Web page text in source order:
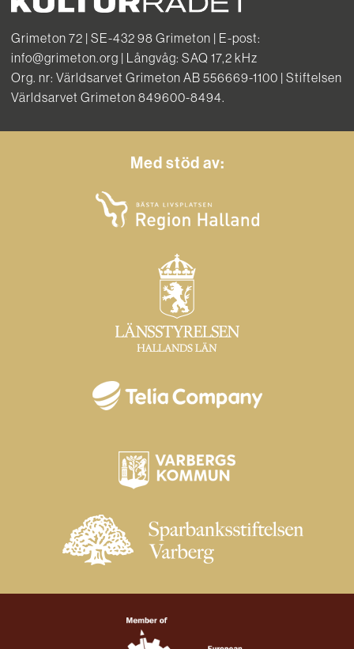
Grimeton 72 | SE-432 98 Grimeton | E-post:
info@grimeton.org | Långvåg: SAQ 17,2 kHz
Org. nr: Världsarvet Grimeton AB 556669-1100 | Stiftelsen
Världsarvet Grimeton 849600-8494.
Med stöd av: